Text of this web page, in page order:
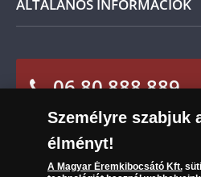
információszabadságról
hozzájárulás alapján kezeli.
Leiratkozás a hírlevélről
ÁLTALÁNOS INFORMÁCIÓK
Sütik (cookies) használata
Süti (cookies)Beállítások
Társaságunkról
Az érmék és érmek ára és értéke
Gyakran ismételt kérdések
06 80 888 889
(díjmentesen hívható hétfőtől
óra között, péntekenként 9.00
Személyre szabjuk
élményt!
A Magyar Éremkibocsátó Kft.